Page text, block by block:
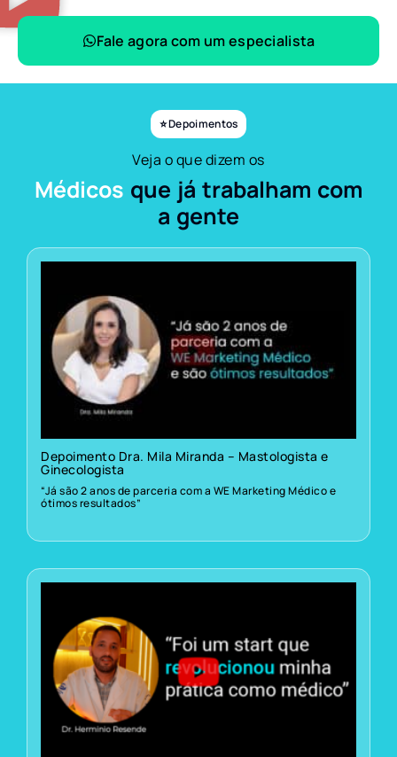
Fale agora com um especialista
⭐ Depoimentos
Veja o que dizem os
Médicos que já trabalham com
a gente
Depoimento Dra. Mila Miranda – Mastologista e
Ginecologista
“Já são 2 anos de parceria com a WE Marketing Médico e
ótimos resultados”